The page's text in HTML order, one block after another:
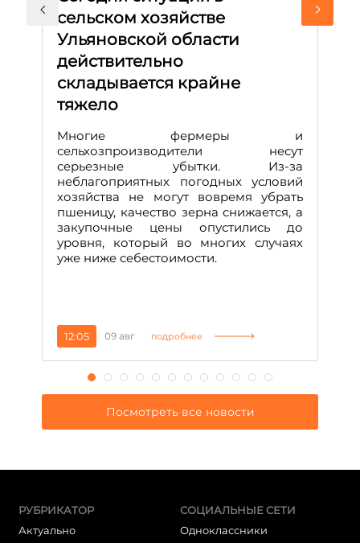
сельском хозяйстве
Ульяновской области
действительно
складывается крайне
тяжело
Многие фермеры и
сельхозпроизводители несут
серьезные убытки. Из-за
неблагоприятных погодных условий
хозяйства не могут вовремя убрать
пшеницу, качество зерна снижается, а
закупочные цены опустились до
уровня, который во многих случаях
уже ниже себестоимости.
12:05 09 авг подробнее
Посмотреть все новости
РУБРИКАТОР
Актуально
СОЦИАЛЬНЫЕ СЕТИ
Одноклассники